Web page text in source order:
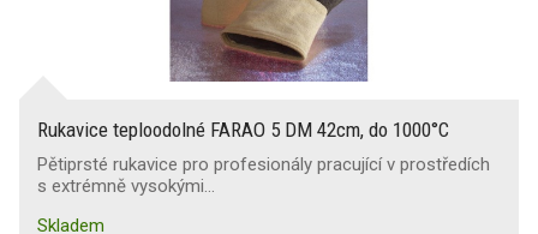
Rukavice teploodolné FARAO 5 DM 42cm, do 1000°C
Pětiprsté rukavice pro profesionály pracující v prostředích
s extrémně vysokými…
Skladem